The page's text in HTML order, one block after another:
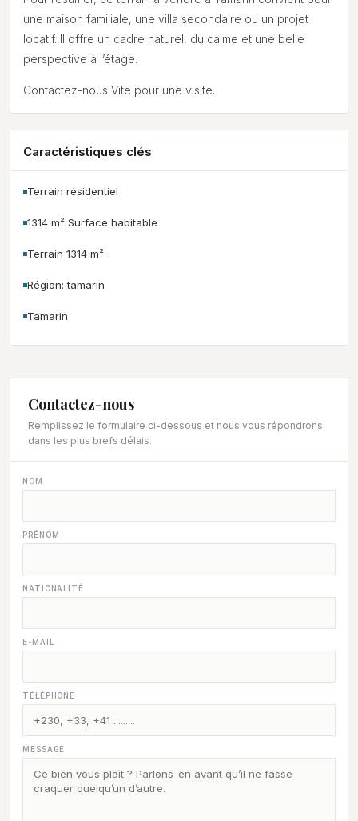
une maison familiale, une villa secondaire ou un projet
locatif. Il offre un cadre naturel, du calme et une belle
perspective à l’étage.
Contactez-nous Vite pour une visite.
Caractéristiques clés
Terrain résidentiel
1314 m² Surface habitable
Terrain 1314 m²
Région: tamarin
Tamarin
Contactez-nous
Remplissez le formulaire ci-dessous et nous vous répondrons
dans les plus brefs délais.
NOM
PRÉNOM
NATIONALITÉ
E-MAIL
TÉLÉPHONE
MESSAGE